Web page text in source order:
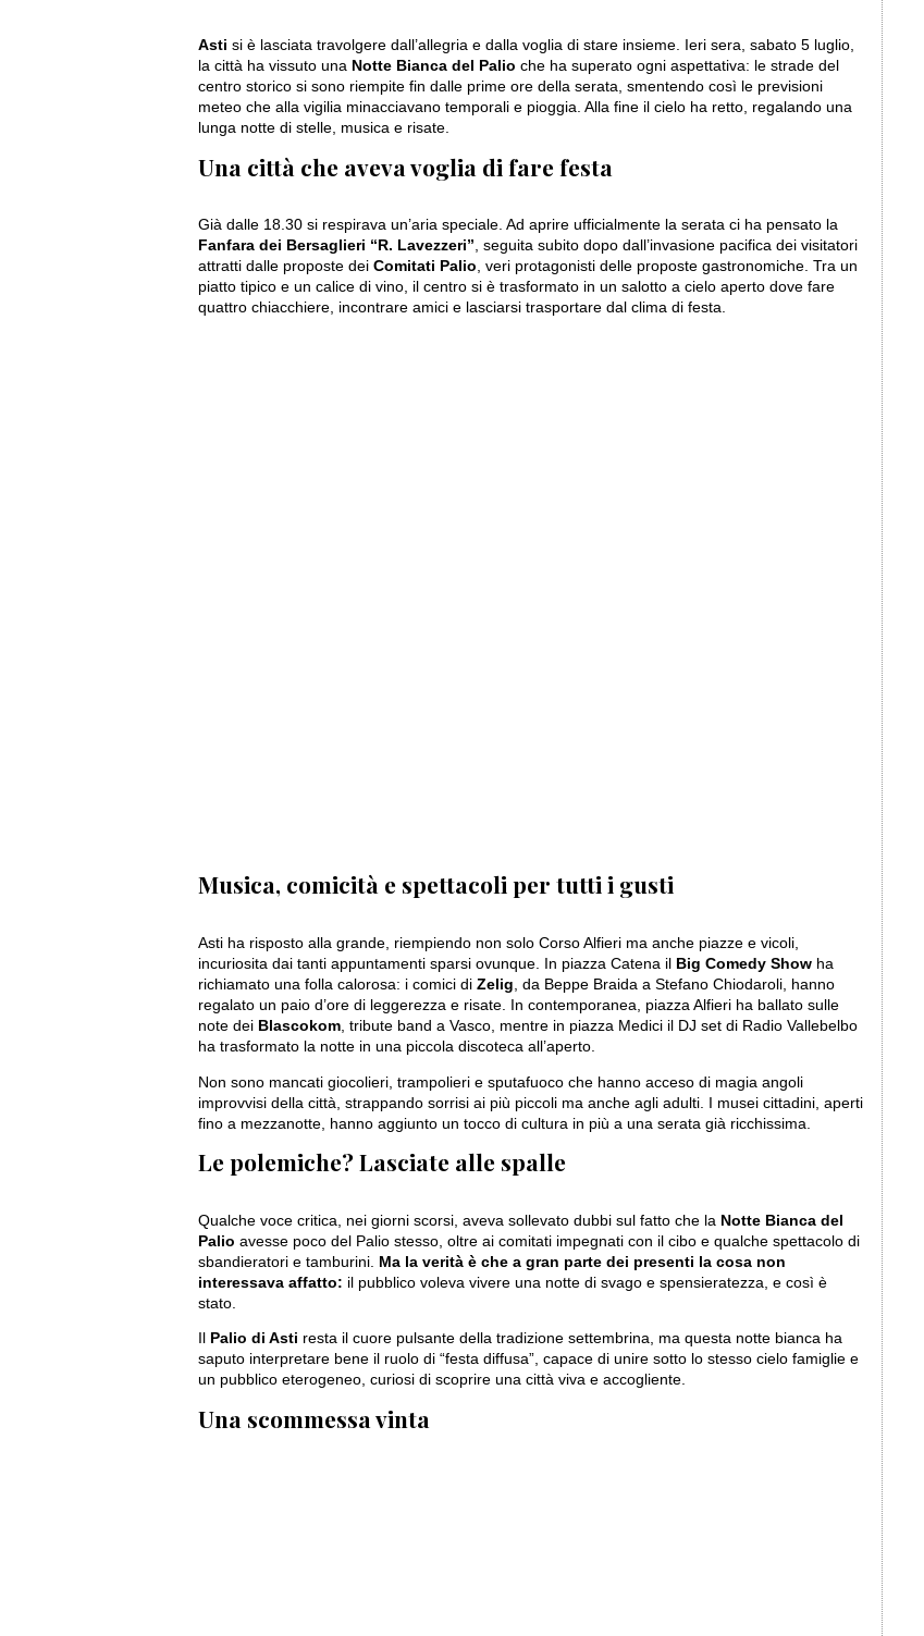
Asti si è lasciata travolgere dall’allegria e dalla voglia di stare insieme. Ieri sera, sabato 5 luglio,
la città ha vissuto una Notte Bianca del Palio che ha superato ogni aspettativa: le strade del
centro storico si sono riempite fin dalle prime ore della serata, smentendo così le previsioni
meteo che alla vigilia minacciavano temporali e pioggia. Alla fine il cielo ha retto, regalando una
lunga notte di stelle, musica e risate.
Una città che aveva voglia di fare festa
Già dalle 18.30 si respirava un’aria speciale. Ad aprire ufficialmente la serata ci ha pensato la
Fanfara dei Bersaglieri “R. Lavezzeri”, seguita subito dopo dall’invasione pacifica dei visitatori
attratti dalle proposte dei Comitati Palio, veri protagonisti delle proposte gastronomiche. Tra un
piatto tipico e un calice di vino, il centro si è trasformato in un salotto a cielo aperto dove fare
quattro chiacchiere, incontrare amici e lasciarsi trasportare dal clima di festa.
Musica, comicità e spettacoli per tutti i gusti
Asti ha risposto alla grande, riempiendo non solo Corso Alfieri ma anche piazze e vicoli,
incuriosita dai tanti appuntamenti sparsi ovunque. In piazza Catena il
Big Comedy Show ha
richiamato una folla calorosa: i comici di Zelig , da Beppe Braida a Stefano Chiodaroli, hanno
regalato un paio d’ore di leggerezza e risate. In contemporanea, piazza Alfieri ha ballato sulle
note dei Blascokom , tribute band a Vasco, mentre in piazza Medici il DJ set di Radio Vallebelbo
ha trasformato la notte in una piccola discoteca all’aperto.
Non sono mancati giocolieri, trampolieri e sputafuoco che hanno acceso di magia angoli
improvvisi della città, strappando sorrisi ai più piccoli ma anche agli adulti. I musei cittadini, aperti
fino a mezzanotte, hanno aggiunto un tocco di cultura in più a una serata già ricchissima.
Le polemiche? Lasciate alle spalle
Qualche voce critica, nei giorni scorsi, aveva sollevato dubbi sul fatto che la Notte Bianca del
Palio avesse poco del Palio stesso, oltre ai comitati impegnati con il cibo e qualche spettacolo di
sbandieratori e tamburini.
Ma la verità è che a gran parte dei presenti la cosa non
interessava affatto: il pubblico voleva vivere una notte di svago e spensieratezza, e così è
stato.
Palio di Asti resta il cuore pulsante della tradizione settembrina, ma questa notte bianca ha
saputo interpretare bene il ruolo di “festa diffusa”, capace di unire sotto lo stesso cielo famiglie e
un pubblico eterogeneo, curiosi di scoprire una città viva e accogliente.
Una scommessa vinta